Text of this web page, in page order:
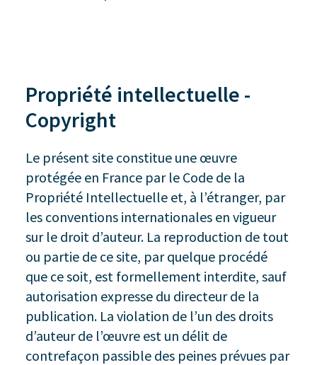
Propriété intellectuelle -
Copyright
Le présent site constitue une œuvre
protégée en France par le Code de la
Propriété Intellectuelle et, à l’étranger, par
les conventions internationales en vigueur
sur le droit d’auteur. La reproduction de tout
ou partie de ce site, par quelque procédé
que ce soit, est formellement interdite, sauf
autorisation expresse du directeur de la
publication. La violation de l’un des droits
d’auteur de l’œuvre est un délit de
contrefaçon passible des peines prévues par